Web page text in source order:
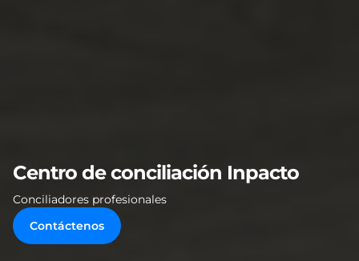
Centro de conciliación Inpacto
Conciliadores profesionales
Contáctenos